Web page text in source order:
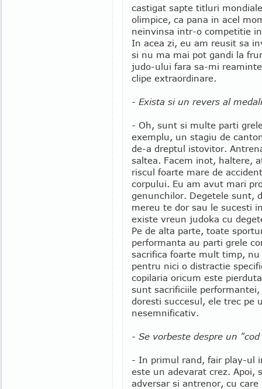
castigat sapte titluri
olimpice, ca pana in acel
neinvinsa intr-o competitie
In acea zi, eu am reusit sa
si nu ma mai pot gandi la
judo-ului fara sa-mi
clipe extraordinare.
- Exista si un revers al
- Oh, sunt si multe parti
exemplu, un stagiu de
de-a dreptul istovitor.
saltea. Facem inot, haltere,
riscul foarte mare de
corpului. Eu am avut mari
genunchilor. Degetele sunt,
mereu te dor sau le sucesti
existe vreun judoka cu
Pe de alta parte, toate
performanta au parti grele
sacrifica foarte mult timp, nu
pentru nici o distractie
copilaria oricum este
sunt sacrificiile
doresti succesul, ele trec pe
nesemnificativ.
- Se vorbeste despre un
- In primul rand, fair play-ul
este un adevarat crez. Apoi,
adversar si antrenor, cu